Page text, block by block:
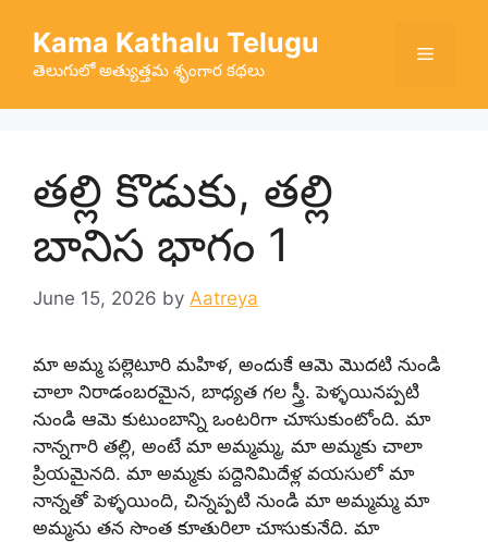
content
Kama Kathalu Telugu
తెలుగులో అత్యుత్తమ శృంగార కథలు
Menu
తల్లి కొడుకు, తల్లి
బానిస భాగం 1
June 15, 2026 by Aatreya
మా అమ్మ పల్లెటూరి మహిళ, అందుకే ఆమె మొదటి నుండి
చాలా నిరాడంబరమైన, బాధ్యత గల స్త్రీ. పెళ్ళయినప్పటి
నుండి ఆమె కుటుంబాన్ని ఒంటరిగా చూసుకుంటోంది. మా
నాన్నగారి తల్లి, అంటే మా అమ్మమ్మ, మా అమ్మకు చాలా
ప్రియమైనది. మా అమ్మకు పద్దెనిమిదేళ్ల వయసులో మా
నాన్నతో పెళ్ళయింది, చిన్నప్పటి నుండి మా అమ్మమ్మ మా
అమ్మను తన సొంత కూతురిలా చూసుకునేది. మా